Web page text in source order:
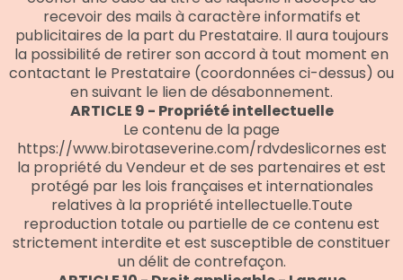
recevoir des mails à caractère informatifs et
publicitaires de la part du Prestataire. Il aura toujours
la possibilité de retirer son accord à tout moment en
contactant le Prestataire (coordonnées ci-dessus) ou
en suivant le lien de désabonnement.
ARTICLE 9 - Propriété intellectuelle
Le contenu de la page
https://www.birotaseverine.com/rdvdeslicornes est
la propriété du Vendeur et de ses partenaires et est
protégé par les lois françaises et internationales
relatives à la propriété intellectuelle.Toute
reproduction totale ou partielle de ce contenu est
strictement interdite et est susceptible de constituer
un délit de contrefaçon.